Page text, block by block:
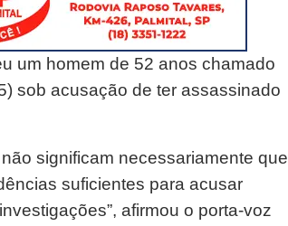
um homem de 52 anos chamado
sob acusação de ter assassinado
significam necessariamente que
suficientes para acusar
afirmou o porta-voz